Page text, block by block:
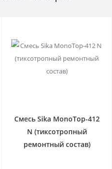
Смесь Sika MonoTop-412
N (тиксотропный
ремонтный состав)